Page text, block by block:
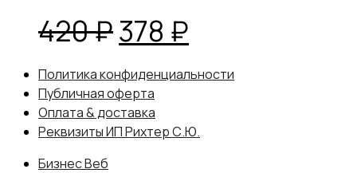
420₽Первоначальная
цена
составляла
378 ₽
цена:
Политика конфиденциальности
Публичная оферта
Оплата & доставка
Реквизиты ИП Рихтер С.Ю.
Бизнес Веб